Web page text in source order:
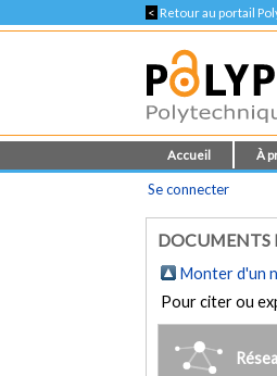
< Retour au portail
Accueil À
Se connecter
DOCUMENTS
Monter d'un
Pour citer ou